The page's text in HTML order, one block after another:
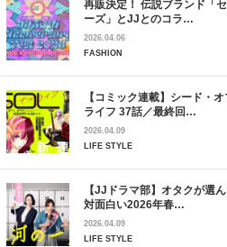
再販決定！ 伝説ブランド「
ーズ」とJJとのコラ…
2026.04.06
FASHION
【コミック連載】シード・オ
ライフ 37話／最終回…
2026.04.09
LIFE STYLE
【JJドラマ部】オタクが選
対面白い2026年春…
2026.04.09
LIFE STYLE